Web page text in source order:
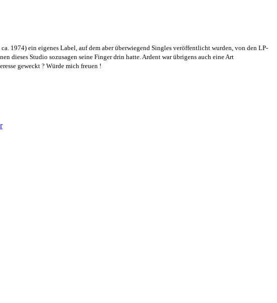
1974) ein eigenes Label, auf dem aber überwiegend Singles veröffentlicht wurden, von den LP-
dieses Studio sozusagen seine Finger drin hatte. Ardent war übrigens auch eine Art
geweckt ? Würde mich freuen !